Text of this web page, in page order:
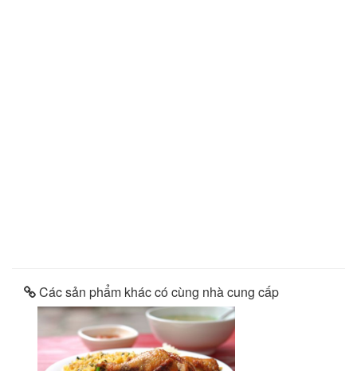
Các sản phẩm khác có cùng nhà cung cấp